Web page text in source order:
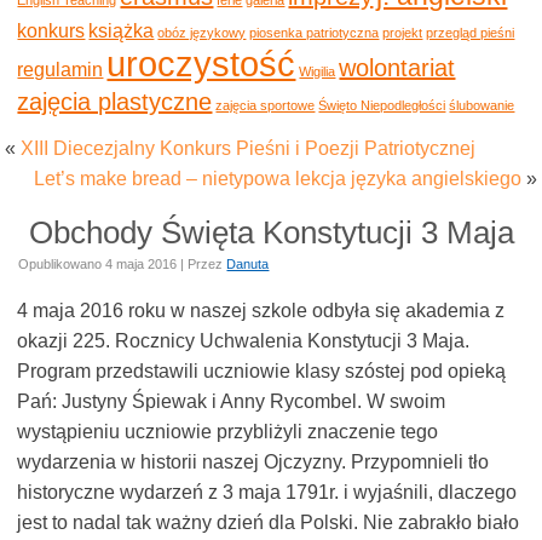
konkurs książka obóz językowy piosenka patriotyczna projekt przegląd pieśni
regulamin uroczystość Wigilia wolontariat
zajęcia plastyczne zajęcia sportowe Święto Niepodległości ślubowanie
« XIII Diecezjalny Konkurs Pieśni i Poezji Patriotycznej
Let’s make bread – nietypowa lekcja języka angielskiego»
Obchody Święta Konstytucji 3 Maja
Opublikowano 4 maja 2016 | Przez Danuta
4 maja 2016 roku w naszej szkole odbyła się akademia z
okazji 225. Rocznicy Uchwalenia Konstytucji 3 Maja.
Program przedstawili uczniowie klasy szóstej pod opieką
Pań: Justyny Śpiewak i Anny Rycombel. W swoim
wystąpieniu uczniowie przybliżyli znaczenie tego
wydarzenia w historii naszej Ojczyzny. Przypomnieli tło
historyczne wydarzeń z 3 maja 1791r. i wyjaśnili, dlaczego
jest to nadal tak ważny dzień dla Polski. Nie zabrakło biało